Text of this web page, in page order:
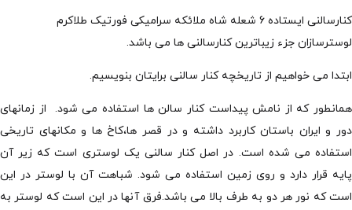
کنارسالنی ایستاده 6 شعله شاه ملائکه سرامیکی فورتیک طلاکرم
لوسترسازان جزء زیباترین کنارسالنی ها می باشد.
ابتدا می خواهیم از تاریخچه کنار سالنی برایتان بنویسیم.
همانطور که از نامش پیداست کنار سالن ها استفاده می شود. از زمانهای
دور و ایران باستان کاربرد داشته و در قصر ها،کاخ ها و مکانهای تاریخی
استفاده می شده است. در اصل کنار سالنی یک لوستری است که زیر آن
پایه قرار دارد و روی زمین استفاده می شود. شباهت آن با لوستر در این
است که نور هر دو به طرف بالا می باشد.فرق آنها در این است که لوستر به